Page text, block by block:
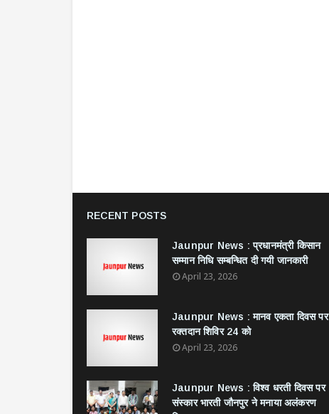
RECENT POSTS
Jaunpur News : ​प्रधानमंत्री किसान
सम्मान निधि सम्बन्धित दी गयी जानकारी
April 23, 2026
Jaunpur News : ​मानव एकता दिवस पर
रक्तदान शिविर 24 को
April 23, 2026
Jaunpur News : विश्व धरती दिवस पर
संस्कार भारती जौनपुर ने मनाया अलंकरण